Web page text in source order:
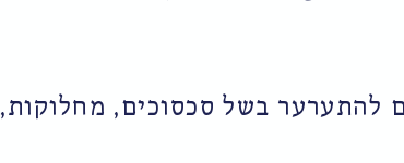
להתערער בשל סכסוכים, מחלוקות,